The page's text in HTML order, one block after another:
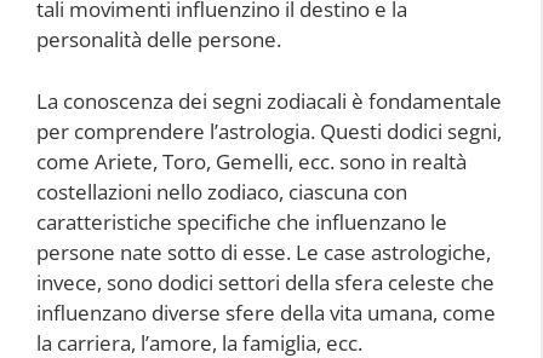
tali movimenti influenzino il destino e la
personalità delle persone.
La conoscenza dei segni zodiacali è fondamentale
per comprendere l’astrologia. Questi dodici segni,
come Ariete, Toro, Gemelli, ecc. sono in realtà
costellazioni nello zodiaco, ciascuna con
caratteristiche specifiche che influenzano le
persone nate sotto di esse. Le case astrologiche,
invece, sono dodici settori della sfera celeste che
influenzano diverse sfere della vita umana, come
la carriera, l’amore, la famiglia, ecc.